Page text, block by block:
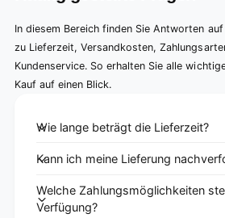
In diesem Bereich finden Sie Antworten
zu Lieferzeit, Versandkosten,
Kundenservice. So erhalten Sie alle
Kauf auf einen Blick.
Wie lange beträgt die Lieferzeit?
Kann ich meine Lieferung
Welche Zahlungsmöglichkeiten
Verfügung?